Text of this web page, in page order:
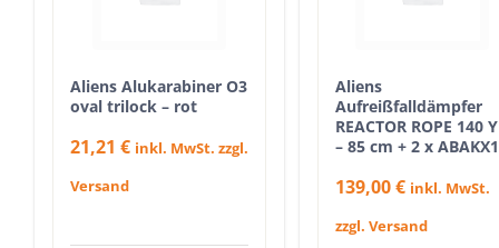
Aliens Alukarabiner O3
oval trilock – rot
21,21 € inkl. MwSt. zzgl.
Versand
Aliens
Aufreißfalldämpfer
REACTOR ROPE 140 Y
– 85 cm + 2 x
139,00€ inkl. MwSt.
zzgl. Versand